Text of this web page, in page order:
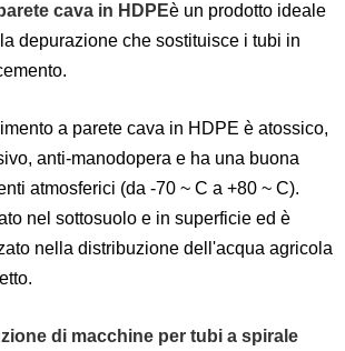
cava in HDPEè un prodotto ideale
depurazione che sostituisce i tubi in
a parete cava in HDPE è atossico,
anti-manodopera e ha una buona
atmosferici (da -70 ~ C a +80 ~ C).
nel sottosuolo e in superficie ed è
nella distribuzione dell'acqua agricola
di macchine per tubi a spirale